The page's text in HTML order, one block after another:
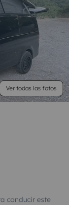
Ver todas las fotos
conducir este